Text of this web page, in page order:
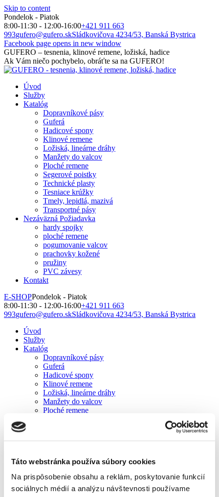
Táto webstránka používa súbory cookies
Na prispôsobenie obsahu a reklám, poskytovanie funkcií
sociálnych médií a analýzu návštevnosti používame
Skip to content
Pondelok - Piatok
8:00-11:30 - 12:00-16:00+421 911 663
993gufero@gufero.skSládkovičova 4234/53, Banská Bystrica
Facebook page opens in new window
GUFERO – tesnenia, klinové remene, ložiská, hadice
Ak Vám niečo pochybelo, obráťte sa na GUFERO!
Úvod
Služby
Katalóg
Dopravníkové pásy
Guferá
Hadicové spony
Klinové remene
Ložiská, lineárne dráhy
Manžety do valcov
Ploché remene
Segerové poistky
Technické plasty
Tesniace krúžky
Tmely, lepidlá, mazivá
Transportné pásy
Nezáväzná Požiadavka
hardy spojky
ploché remene
pogumovanie valcov
prachovky kožené
pružiny
PVC závesy
Kontakt
E-SHOPPondelok - Piatok
8:00-11:30 - 12:00-16:00+421 911 663
993gufero@gufero.skSládkovičova 4234/53, Banská Bystrica
Úvod
Služby
Katalóg
Dopravníkové pásy
Guferá
Hadicové spony
Klinové remene
Ložiská, lineárne dráhy
Manžety do valcov
Ploché remene
Nezáväzná Požiadavka
ploché remene
pogumovanie valcov